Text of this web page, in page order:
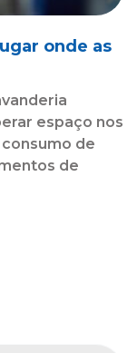
onde as
espaço nos
de
de